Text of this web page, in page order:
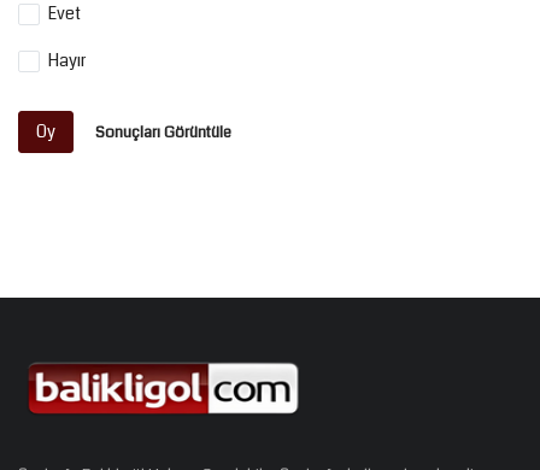
Evet
Hayır
Oy Sonuçları Görüntüle